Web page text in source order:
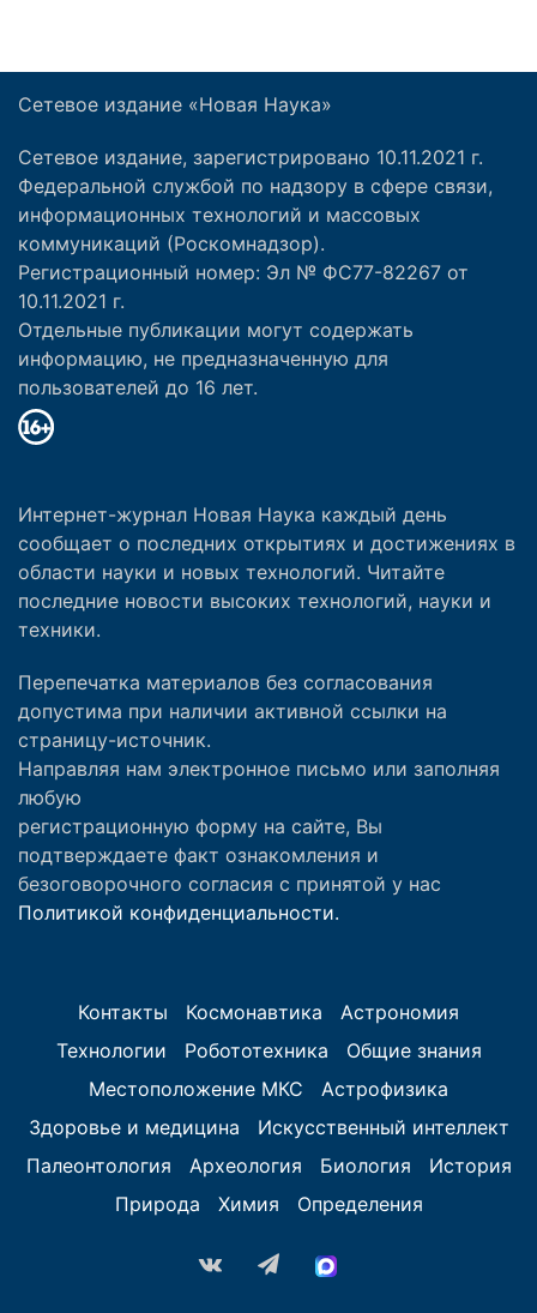
Сетевое издание «Новая Наука»
Сетевое издание, зарегистрировано 10.11.2021 г.
Федеральной службой по надзору в сфере связи,
информационных технологий и массовых
коммуникаций (Роскомнадзор).
Регистрационный номер: Эл № ФС77-82267 от
10.11.2021 г.
Отдельные публикации могут содержать
информацию, не предназначенную для
пользователей до 16 лет.
Интернет-журнал Новая Наука каждый день
сообщает о последних открытиях и достижениях в
области науки и новых технологий. Читайте
последние новости высоких технологий, науки и
техники.
Перепечатка материалов без согласования
допустима при наличии активной ссылки на
страницу-источник.
Направляя нам электронное письмо или заполняя
любую
регистрационную форму на сайте, Вы
подтверждаете факт ознакомления и
безоговорочного согласия с принятой у нас
Политикой конфиденциальности.
Контакты Космонавтика
Астрономия
Технологии
Робототехника
Общие знания
Местоположение МКС
Астрофизика
Здоровье и медицина
Искусственный интеллект
Палеонтология
Археология Биология
История
Природа
Химия Определения
vk.com Telegram